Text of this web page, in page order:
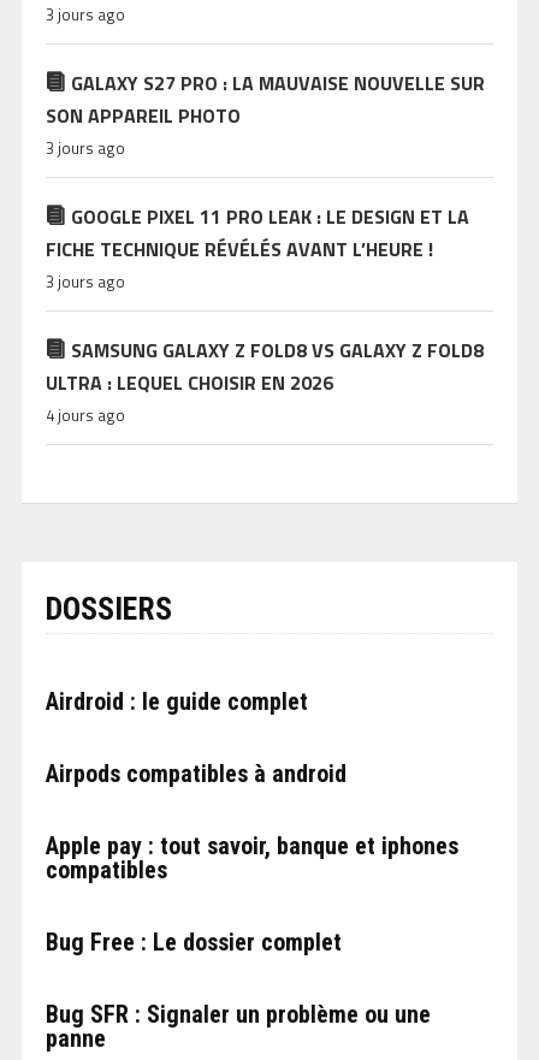
3 jours ago
GALAXY S27 PRO : LA MAUVAISE NOUVELLE SUR
SON APPAREIL PHOTO
3 jours ago
GOOGLE PIXEL 11 PRO LEAK : LE DESIGN ET LA
FICHE TECHNIQUE RÉVÉLÉS AVANT L’HEURE !
3 jours ago
SAMSUNG GALAXY Z FOLD8 VS GALAXY Z FOLD8
ULTRA : LEQUEL CHOISIR EN 2026
4 jours ago
DOSSIERS
Airdroid : le guide complet
Airpods compatibles à android
Apple pay : tout savoir, banque et iphones
compatibles
Bug Free : Le dossier complet
Bug SFR : Signaler un problème ou une
panne